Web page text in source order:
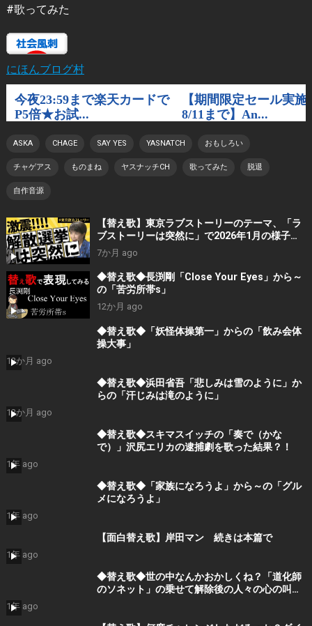
#歌ってみた
にほんブログ村
ASKA CHAGE SAY YES YASNATCH おもしろい
チャゲアス ものまね ヤスナッチCH 歌ってみた 脱退
自作音源
【替え歌】東京ラブストーリーのテーマ、「ラ
ブストーリーは突然に」で2026年1月の様子を
歌ってみました。
7か月 ago
◆替え歌◆長渕剛「Close Your Eyes」から～
の「苦労所帯s」
12か月 ago
◆替え歌◆「妖怪体操第一」からの「飲み会体
操大事」
12か月 ago
◆替え歌◆浜田省吾「悲しみは雪のように」か
らの「汗じみは滝のように」
12か月 ago
◆替え歌◆スキマスイッチの「奏で（かな
で）」沢尻エリカの逮捕劇を歌った結果？！
1年 ago
◆替え歌◆「家族になろうよ」から～の「グル
メになろうよ」
1年 ago
【面白替え歌】岸田マン 続きは本篇で
1年 ago
◆替え歌◆世の中なんかおかしくね？「道化師
のソネット」の乗せて解除後の人々の心の叫び
1年 ago